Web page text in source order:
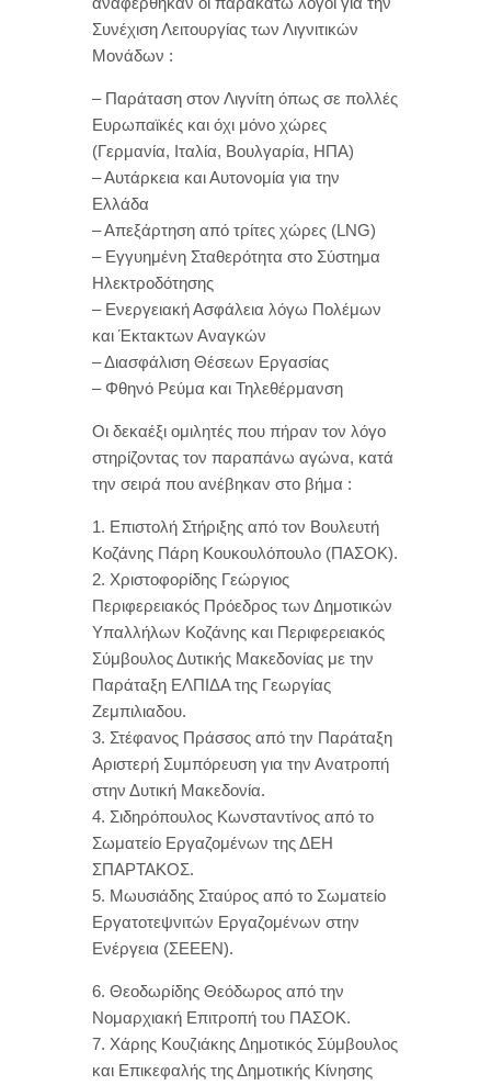
Συνέχιση Λειτουργίας των Λιγνιτικών
Μονάδων :
– Παράταση στον Λιγνίτη όπως σε πολλές
Ευρωπαϊκές και όχι μόνο χώρες
(Γερμανία, Ιταλία, Βουλγαρία, ΗΠΑ)
– Αυτάρκεια και Αυτονομία για την
Ελλάδα
– Απεξάρτηση από τρίτες χώρες (LNG)
– Εγγυημένη Σταθερότητα στο Σύστημα
Ηλεκτροδότησης
– Ενεργειακή Ασφάλεια λόγω Πολέμων
και Έκτακτων Αναγκών
– Διασφάλιση Θέσεων Εργασίας
– Φθηνό Ρεύμα και Τηλεθέρμανση
Οι δεκαέξι ομιλητές που πήραν τον λόγο
στηρίζοντας τον παραπάνω αγώνα, κατά
την σειρά που ανέβηκαν στο βήμα :
1. Επιστολή Στήριξης από τον Βουλευτή
Κοζάνης Πάρη Κουκουλόπουλο (ΠΑΣΟΚ).
2. Χριστοφορίδης Γεώργιος
Περιφερειακός Πρόεδρος των Δημοτικών
Υπαλλήλων Κοζάνης και Περιφερειακός
Σύμβουλος Δυτικής Μακεδονίας με την
Παράταξη ΕΛΠΙΔΑ της Γεωργίας
Ζεμπιλιαδου.
3. Στέφανος Πράσσος από την Παράταξη
Αριστερή Συμπόρευση για την Ανατροπή
στην Δυτική Μακεδονία.
4. Σιδηρόπουλος Κωνσταντίνος από το
Σωματείο Εργαζομένων της ΔΕΗ
ΣΠΑΡΤΑΚΟΣ.
5. Μωυσιάδης Σταύρος από το Σωματείο
Εργατοτεψνιτών Εργαζομένων στην
Ενέργεια (ΣΕΕΕΝ).
6. Θεοδωρίδης Θεόδωρος από την
Νομαρχιακή Επιτροπή του ΠΑΣΟΚ.
7. Χάρης Κουζιάκης Δημοτικός Σύμβουλος
και Επικεφαλής της Δημοτικής Κίνησης